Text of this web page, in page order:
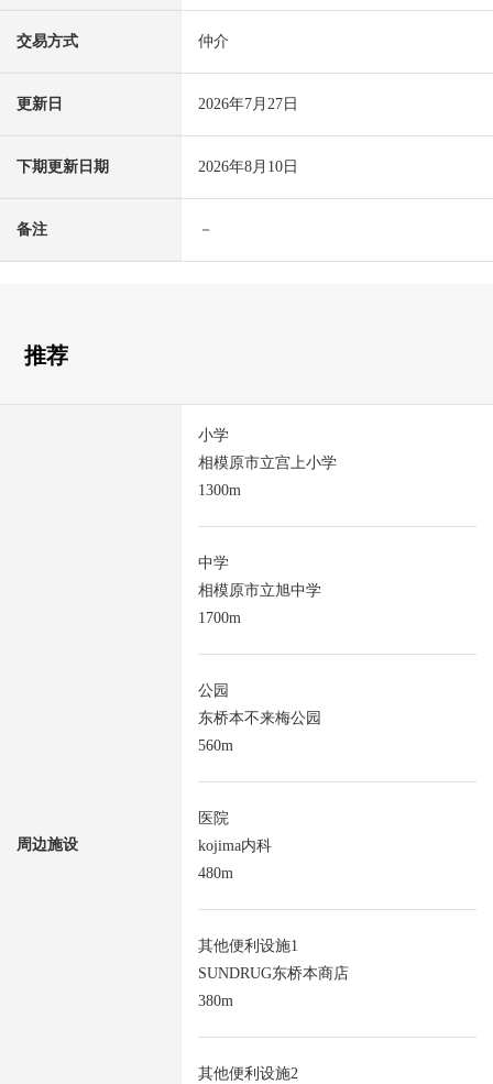
交易方式 仲介
更新日 2026年7月27日
下期更新日期 2026年8月10日
备注 －
推荐
周边施设
小学
相模原市立宫上小学
1300m
中学
相模原市立旭中学
1700m
公园
东桥本不来梅公园
560m
医院
kojima内科
480m
其他便利设施1
SUNDRUG东桥本商店
380m
其他便利设施2